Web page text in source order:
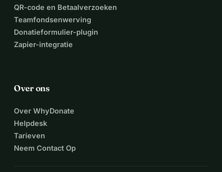
QR-code en Betaalverzoeken
Teamfondsenwerving
Donatieformulier-plugin
Zapier-integratie
Over ons
Over WhyDonate
Helpdesk
Tarieven
Neem Contact Op